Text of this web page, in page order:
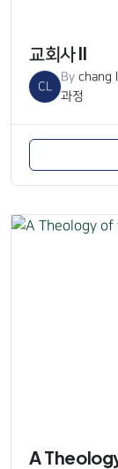
교회사 II
CL
By chang
과정
A